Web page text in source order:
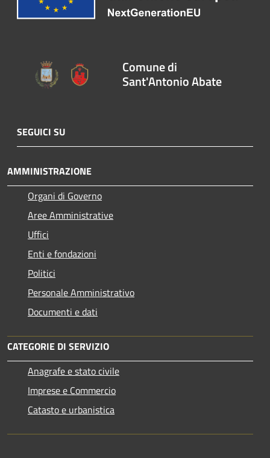
Comune di
Sant'Antonio Abate
SEGUICI SU
AMMINISTRAZIONE
Organi di Governo
Aree Amministrative
Uffici
Enti e fondazioni
Politici
Personale Amministrativo
Documenti e dati
CATEGORIE DI SERVIZIO
Anagrafe e stato civile
Imprese e Commercio
Catasto e urbanistica